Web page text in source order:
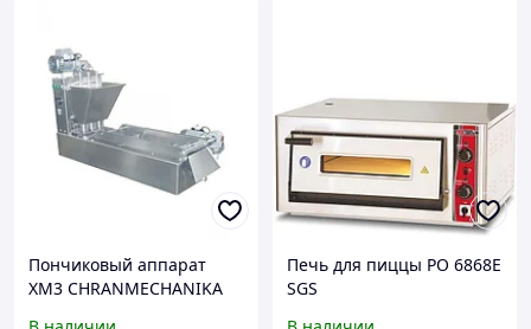
Пончиковый аппарат
XM3 CHRANMECHANIKA
Печь для пиццы РО 6868Е
SGS